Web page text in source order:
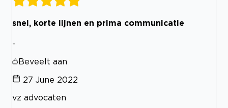
snel, korte lijnen en prima communicatie
-
Beveelt aan
27 June 2022
vz advocaten